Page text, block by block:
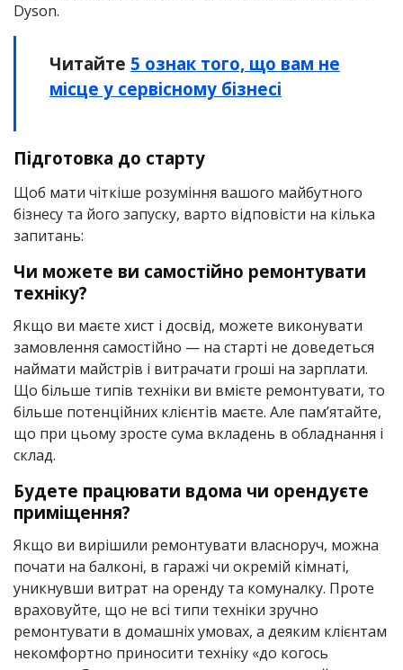
Dyson.
Читайте 5 ознак того, що вам не
місце у сервісному бізнесі
Підготовка до старту
Щоб мати чіткіше розуміння вашого майбутного
бізнесу та його запуску, варто відповісти на кілька
запитань:
Чи можете ви самостійно ремонтувати
техніку?
Якщо ви маєте хист і досвід, можете виконувати
замовлення самостійно — на старті не доведеться
наймати майстрів і витрачати гроші на зарплати.
Що більше типів техніки ви вмієте ремонтувати, то
більше потенційних клієнтів маєте. Але памʼятайте,
що при цьому зросте сума вкладень в обладнання і
склад.
Будете працювати вдома чи орендуєте
приміщення?
Якщо ви вирішили ремонтувати власноруч, можна
почати на балконі, в гаражі чи окремій кімнаті,
уникнувши витрат на оренду та комуналку. Проте
враховуйте, що не всі типи техніки зручно
ремонтувати в домашніх умовах, а деяким клієнтам
некомфортно приносити техніку «до когось